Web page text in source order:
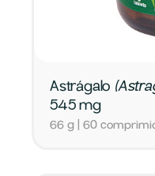
Astrágalo
545 mg
66 g | 60